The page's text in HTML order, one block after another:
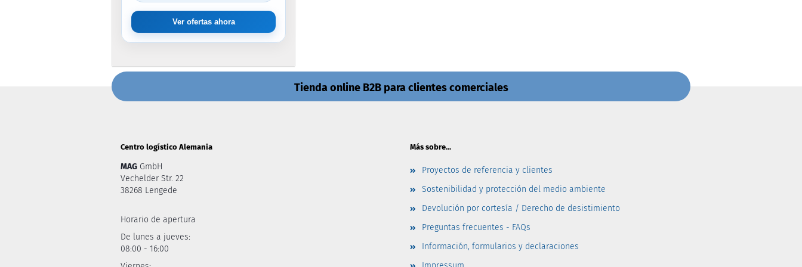
Ver ofertas ahora
Tienda online B2B para clientes comerciales
Centro logístico Alemania
MAG GmbH
Vechelder Str. 22
38268 Lengede
Horario de apertura
De lunes a jueves:
08:00 - 16:00
Más sobre...
Proyectos de referencia y clientes
Sostenibilidad y protección del medio ambiente
Devolución por cortesía / Derecho de desistimiento
Preguntas frecuentes - FAQs
Información, formularios y declaraciones